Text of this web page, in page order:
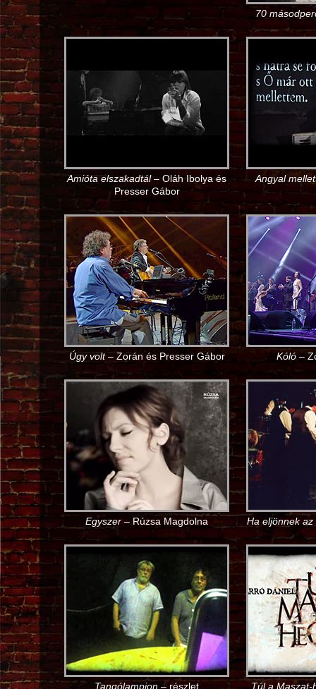
70
Amióta elszakadtál– Oláh Ibolya és
Presser Gábor
Angyal
Úgy volt– Zorán és Presser Gábor Kóló–
Egyszer– Rúzsa Magdolna Ha eljönnek az
Tangólampion – részlet Túl a Maszat-